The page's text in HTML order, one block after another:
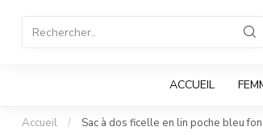
ACCUEIL
Accueil / Sac à dos ficelle en lin poche bleu